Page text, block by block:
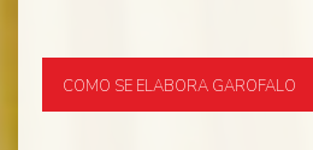
COMO SE ELABORA GAROFALO